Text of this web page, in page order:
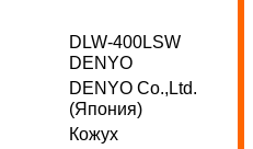
DLW-400LSW
DENYO
DENYO Co.,Ltd.
(Япония)
Кожух